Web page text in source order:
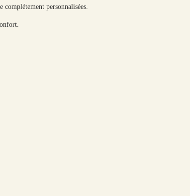
personnalisées.